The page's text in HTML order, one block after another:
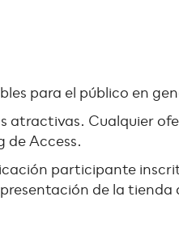
para el público en
atractivas. Cualquier
de Access.
participante
de la tienda